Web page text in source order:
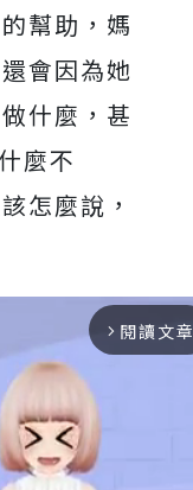
幫助，媽
會因為她
什麼，甚
麼不
怎麼說，
arrow_forward_ios 閱讀文章